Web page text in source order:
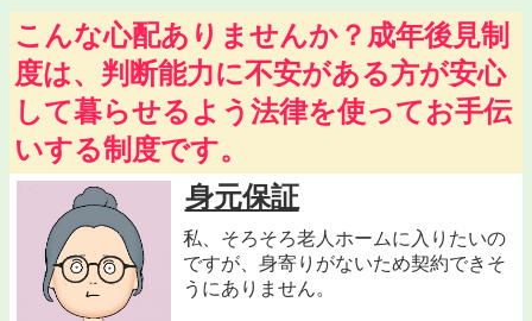
こんな心配ありませんか？成年後見制
度は、判断能力に不安がある方が安心
して暮らせるよう法律を使ってお手伝
いする制度です。
身元保証
私、そろそろ老人ホームに入りたいの
ですが、身寄りがないため契約できそ
うにありません。